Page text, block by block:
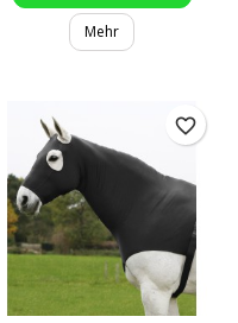
Mehr
favorite_border